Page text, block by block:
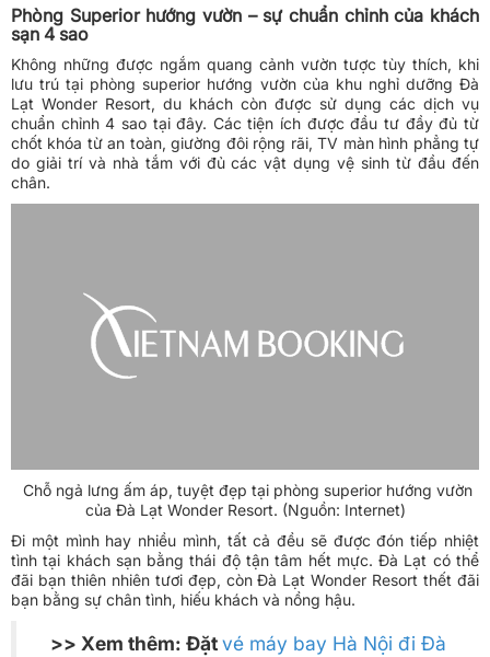
Khu tắm táp tiện lợi, thoải mái và luôn đầy đủ vật phẩm cần thiết.
(Nguồn: Internet)
Phòng Superior hướng vườn – sự chuẩn chỉnh của khách
sạn 4 sao
Không những được ngắm quang cảnh vườn tược tùy thích, khi
lưu trú tại phòng superior hướng vườn của khu nghỉ dưỡng Đà
Lạt Wonder Resort, du khách còn được sử dụng các dịch vụ
chuẩn chỉnh 4 sao tại đây. Các tiện ích được đầu tư đầy đủ từ
chốt khóa từ an toàn, giường đôi rộng rãi, TV màn hình phẳng tự
do giải trí và nhà tắm với đủ các vật dụng vệ sinh từ đầu đến
Chỗ ngả lưng ấm áp, tuyệt đẹp tại phòng superior hướng vườn
của Đà Lạt Wonder Resort. (Nguồn: Internet)
Đi một mình hay nhiều mình, tất cả đều sẽ được đón tiếp nhiệt
tình tại khách sạn bằng thái độ tận tâm hết mực. Đà Lạt có thể
bạn bằng sự chân tình, hiếu khách và nồng hậu.